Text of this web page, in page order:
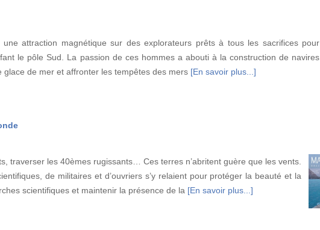
attraction magnétique sur des explorateurs prêts à tous les sacrifices pour
le pôle Sud. La passion de ces hommes a abouti à la construction de navires
de mer et affronter les tempêtes des mers [En savoir plus...]
traverser les 40èmes rugissants… Ces terres n’abritent guère que les vents.
de militaires et d’ouvriers s’y relaient pour protéger la beauté et la
scientifiques et maintenir la présence de la [En savoir plus...]